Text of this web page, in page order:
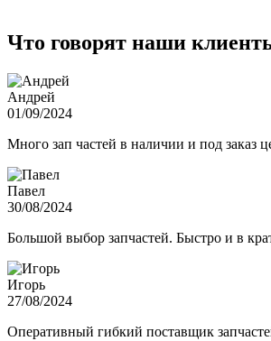
Что говорят наши
Андрей
01/09/2024
Много зап частей в наличии и под
Павел
30/08/2024
Большой выбор запчастей. Быстро и в
Игорь
27/08/2024
Оперативный гибкий поставщик